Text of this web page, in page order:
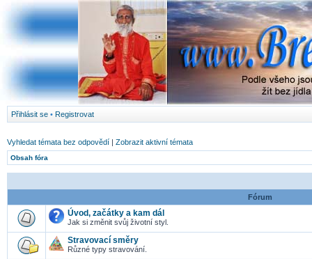
Přihlásit se • Registrovat
Vyhledat témata bez odpovědí | Zobrazit aktivní témata
Obsah fóra
Fórum
Úvod, začátky a kam dál
Jak si změnit svůj životní styl.
Stravovací směry
Různé typy stravování.